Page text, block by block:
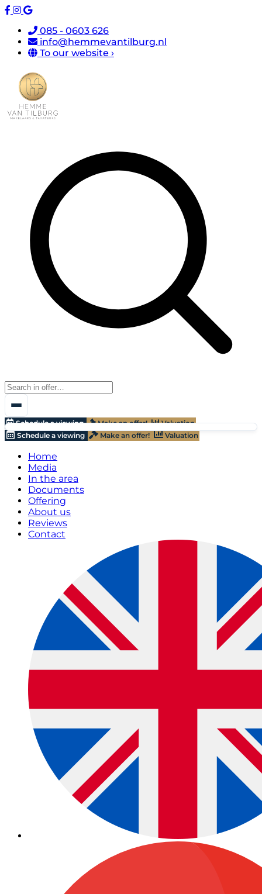
085 - 0603 626
info@hemmevantilburg.nl
To our website ›
Schedule a viewing Make an offer!
Valuation
Schedule a viewing
Make an offer! Valuation
Home
Media
In the area
Documents
Offering
About us
Reviews
Contact